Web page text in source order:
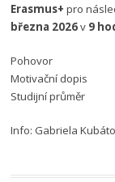
Erasmus+ pro
března 2026v 9
Pohovor
Motivační dopis
Studijní průměr
Info: Gabriela